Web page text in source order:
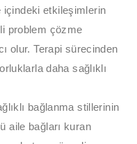
içindeki etkileşimlerin
problem çözme
olur. Terapi sürecinden
daha sağlıklı
bağlanma stillerinin
aile bağları kuran